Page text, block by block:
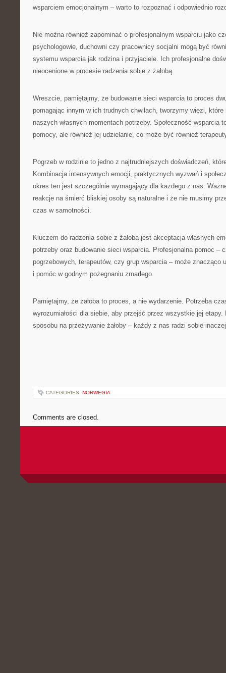
wsparciem emocjonalnym – warto to rozpoznać i odpowiednio
Nie można również zapominać o profesjonalnym wsparciu jako
psychologowie, duchowni czy pracownicy socjalni mogą być
systemu wsparcia jak rodzina i przyjaciele. Ich profesjonalne
nieocenione w procesie radzenia sobie z żałobą.
Wreszcie, pamiętajmy, że budowanie sieci wsparcia to proces
pomagając innym w ich trudnych chwilach, tworzymy więzi,
naszych własnych momentach potrzeby. Społeczność wsparcia
pomocy, ale również jej udzielanie, co może być również
Pogrzeb w rodzinie to jedno z najtrudniejszych doświadczeń,
Kombinacja intensywnych emocji, praktycznych wyzwań i
okres ten jest szczególnie wymagający dla każdego z nas.
reakcje na śmierć bliskiej osoby są naturalne i że nie musimy
czas w samotności.
Kluczem do radzenia sobie z żałobą jest akceptacja własnych
potrzeby oraz budowanie sieci wsparcia. Profesjonalna pomoc –
pogrzebowych, terapeutów, czy grup wsparcia – może znacząco
i pomóc w godnym pożegnaniu zmarłego.
Pamiętajmy, że żałoba to proces, a nie wydarzenie. Potrzeba
wyrozumiałości dla siebie, aby przejść przez wszystkie jej etapy.
sposobu na przeżywanie żałoby – każdy z nas radzi sobie
CATEGORIES: NORWEGIA
Comments are closed.